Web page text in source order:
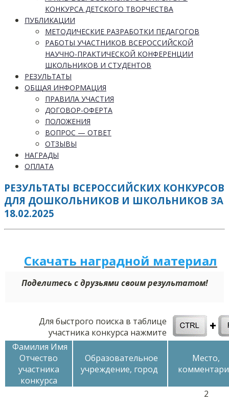
КОНКУРСА ДЕТСКОГО ТВОРЧЕСТВА
ПУБЛИКАЦИИ
МЕТОДИЧЕСКИЕ РАЗРАБОТКИ ПЕДАГОГОВ
РАБОТЫ УЧАСТНИКОВ ВСЕРОССИЙСКОЙ
НАУЧНО-ПРАКТИЧЕСКОЙ КОНФЕРЕНЦИИ
ШКОЛЬНИКОВ И СТУДЕНТОВ
РЕЗУЛЬТАТЫ
ОБЩАЯ ИНФОРМАЦИЯ
ПРАВИЛА УЧАСТИЯ
ДОГОВОР-ОФЕРТА
ПОЛОЖЕНИЯ
ВОПРОС — ОТВЕТ
ОТЗЫВЫ
НАГРАДЫ
ОПЛАТА
РЕЗУЛЬТАТЫ ВСЕРОССИЙСКИХ КОНКУРСОВ
ДЛЯ ДОШКОЛЬНИКОВ И ШКОЛЬНИКОВ ЗА
18.02.2025
Скачать наградной материал
Поделитесь с друзьями своим результатом!
Для быстрого поиска в таблице
участника конкурса нажмите
Фамилия Имя
Отчество
участника
конкурса
Образовательное
учреждение, город
Место,
2